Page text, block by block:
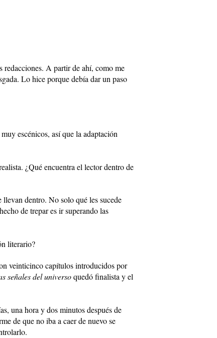
redacciones. A partir de ahí, como me
Lo hice porque debía dar un paso
escénicos, así que la adaptación
¿Qué encuentra el lector dentro de
dentro. No solo qué les sucede
de trepar es ir superando las
literario?
veinticinco capítulos introducidos por
señales del universoquedó finalista y el
una hora y dos minutos después de
de que no iba a caer de nuevo se